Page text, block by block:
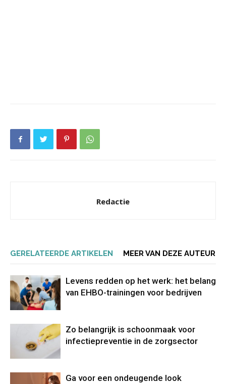
Redactie
GERELATEERDE ARTIKELEN MEER VAN DEZE AUTEUR
Levens redden op het werk: het belang
van EHBO-trainingen voor bedrijven
Zo belangrijk is schoonmaak voor
infectiepreventie in de zorgsector
Ga voor een ondeugende look